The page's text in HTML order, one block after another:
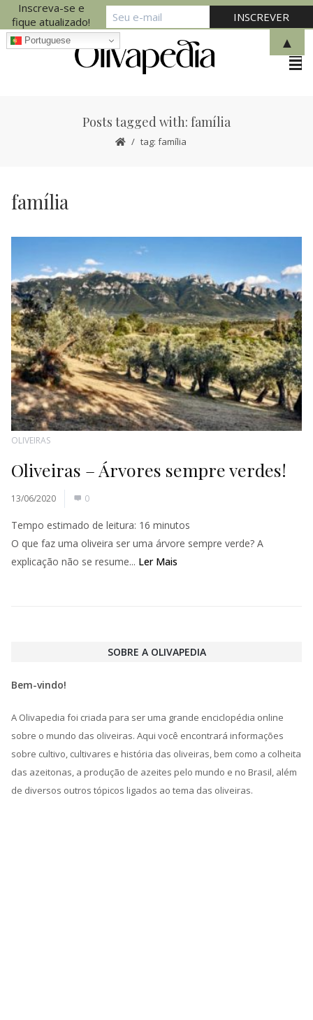
Posts tagged with: família
tag: família
família
OLIVEIRAS
Oliveiras – Árvores sempre verdes!
13/06/2020 0
Tempo estimado de leitura: 16 minutos
O que faz uma oliveira ser uma árvore sempre verde? A
explicação não se resume... Ler Mais
SOBRE A OLIVAPEDIA
Bem-vindo!
A Olivapedia foi criada para ser uma grande enciclopédia online
sobre o mundo das oliveiras. Aqui você encontrará informações
sobre cultivo, cultivares e história das oliveiras, bem como a colheita
das azeitonas, a produção de azeites pelo mundo e no Brasil, além
de diversos outros tópicos ligados ao tema das oliveiras.
Inscreva-se e
fique atualizado!
▲
Portuguese